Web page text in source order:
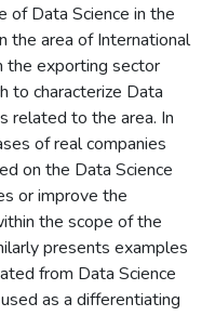
of Data Science in the
the area of International
the exporting sector
to characterize Data
related to the area. In
of real companies
on the Data Science
or improve the
the scope of the
presents examples
from Data Science
as a differentiating